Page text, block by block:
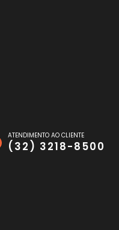
ATENDIMENTO AO CLIENTE
(32) 3218-8500